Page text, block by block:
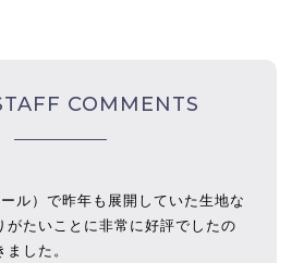
COMMENTS
ル）で昨年も展開していた生地な
がたいことに非常に好評でしたの
した。